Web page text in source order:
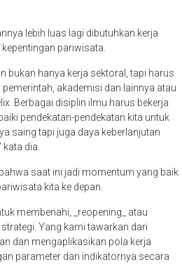
lebih luas lagi dibutuhkan kerja
pariwisata.
bukan hanya kerja sektoral, tapi harus
akademisi dan lainnya atau
Berbagai disiplin ilmu harus bekerja
pendekatan-pendekatan kita untuk
saing tapi juga daya keberlanjutan
dia.
saat ini jadi momentum yang baik
kita ke depan.
membenahi, _reopening_ atau
strategi. Yang kami tawarkan dari
dan mengaplikasikan pola kerja
parameter dan indikatornya secara